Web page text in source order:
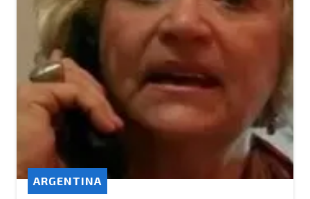
ARGENTINA